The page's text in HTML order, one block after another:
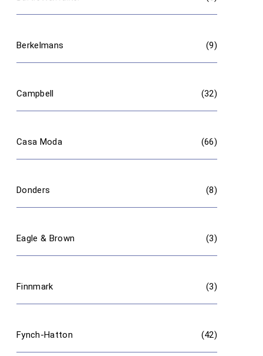
Berkelmans (9)
Campbell (32)
Casa Moda (66)
Donders (8)
Eagle & Brown (3)
Finnmark (3)
Fynch-Hatton (42)